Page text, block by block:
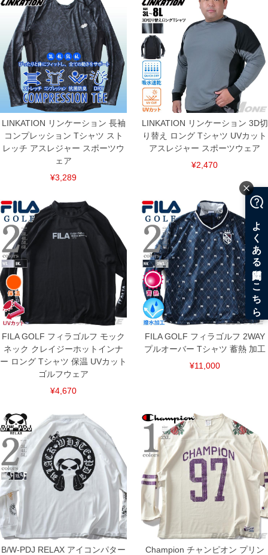
LINKATION リンケーション 長袖
コンプレッション Tシャツ スト
レッチ アスレジャー スポーツウ
ェア
¥3,289
LINKATION リンケーション 3D切
り替え ロング Tシャツ UVカット
アスレジャー スポーツウェア
¥2,470
FILA GOLF フィラゴルフ モック
ネック クレイジーホットインナ
ー ロング Tシャツ 保温 UVカット
ゴルフウェア
¥4,670
FILA GOLF フィラゴルフ 2WAY
プルオーバー Tシャツ 蓄熱 加工
¥11,000
B/W-PDJ RELAX アイコンパター
Champion チャンピオン プリン